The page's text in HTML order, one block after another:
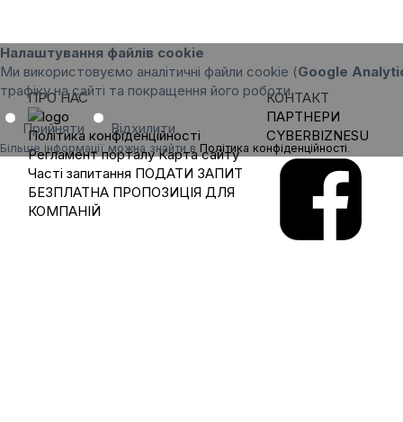
Налаштування файлів cookie
Ми використовуємо аналітичні файли cookie (Google
трафіку на сайті та покращення його роботи.
Прийняти Відхилити
Більше інформації можна знайти в Політика конфіденційності.
ПРО НАС
Політика конфіденційності
Регламент порталу Карта сайту
Часті запитання ПОДАТИ ЗАПИТ
БЕЗПЛАТНА ПРОПОЗИЦІЯ ДЛЯ
КОМПАНІЙ
КОНТАКТ
ПАРТНЕРИ
CYBERBIZNESU